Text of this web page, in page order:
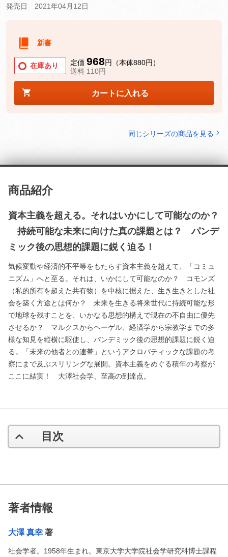
発売日 2021年04月12日
新書
在庫あり 定価 968円（本体880円）
送料 110円
カートに入れる
同じシリーズの商品を見る
商品紹介
資本主義を超える。それはいかにして可能なのか？
持続可能な未来に向けた真の課題とは？ パンデ
ミック後の思想的課題に鋭く迫る！
気候変動や経済的不平等をもたらす資本主義を超えて、「コミュ
ニズム」へと至る。それは、いかにして可能なのか？ コモンズ
（私的所有を超えた共有物）を中核に据えた、生き生きとした社
会を築く方途とは何か？ 未来を生きる将来世代に持続可能な形
で地球を残すことを、いかなる思想的構えで現在の不自由に優先
させるか？ マルクスからヘーゲル、経済学から宗教学までの多
様な知見を縦横に駆使し、パンデミック後の思想的課題に鋭く迫
る。「未来の他者との連帯」というアクロバティックな課題の考
察にまで及ぶスリリングな展開。資本主義をめぐる積年の考察が
ここに結実！ 大澤社会学、至高の到達点。
目次
著者情報
大澤 真幸 著
社会学者。1958年生まれ。東京大学大学院社会学研究科博士課程